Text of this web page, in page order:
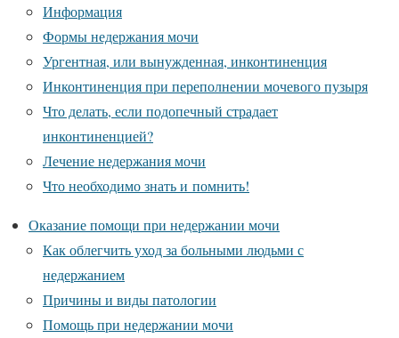
Информация
Формы недержания мочи
Ургентная, или вынужденная, инконтиненция
Инконтиненция при переполнении мочевого пузыря
Что делать, если подопечный страдает
инконтиненцией?
Лечение недержания мочи
Что необходимо знать и помнить!
Оказание помощи при недержании мочи
Как облегчить уход за больными людьми с
недержанием
Причины и виды патологии
Помощь при недержании мочи